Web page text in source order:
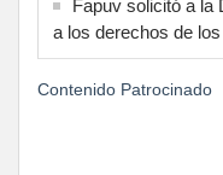
Fapuv solicitó a la
a los derechos de
Contenido Patrocinado